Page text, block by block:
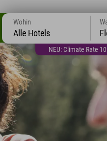
NEU: Climate Rate
Wohin
Alle Hotels